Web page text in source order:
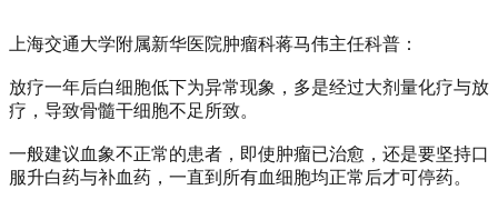
上海交通大学附属新华医院肿瘤科蒋马伟主任科普：
放疗一年后白细胞低下为异常现象，多是经过大剂量化疗与放
疗，导致骨髓干细胞不足所致。
一般建议血象不正常的患者，即使肿瘤已治愈，还是要坚持口
服升白药与补血药，一直到所有血细胞均正常后才可停药。